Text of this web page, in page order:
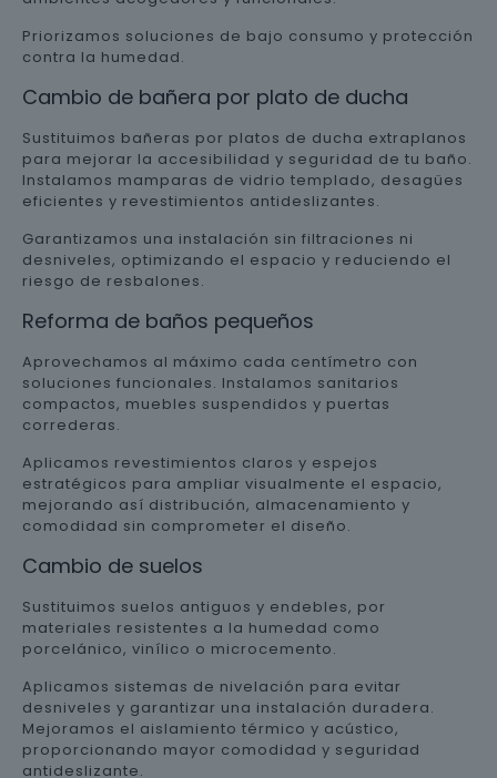
Priorizamos soluciones de bajo consumo y protección
contra la humedad.
Cambio de bañera por plato de ducha
Sustituimos bañeras por platos de ducha extraplanos
para mejorar la accesibilidad y seguridad de tu baño.
Instalamos mamparas de vidrio templado, desagües
eficientes y revestimientos antideslizantes.
Garantizamos una instalación sin filtraciones ni
desniveles, optimizando el espacio y reduciendo el
riesgo de resbalones.
Reforma de baños pequeños
Aprovechamos al máximo cada centímetro con
soluciones funcionales. Instalamos sanitarios
compactos, muebles suspendidos y puertas
correderas.
Aplicamos revestimientos claros y espejos
estratégicos para ampliar visualmente el espacio,
mejorando así distribución, almacenamiento y
comodidad sin comprometer el diseño.
Cambio de suelos
Sustituimos suelos antiguos y endebles, por
materiales resistentes a la humedad como
porcelánico, vinílico o microcemento.
Aplicamos sistemas de nivelación para evitar
desniveles y garantizar una instalación duradera.
Mejoramos el aislamiento térmico y acústico,
proporcionando mayor comodidad y seguridad
antideslizante.